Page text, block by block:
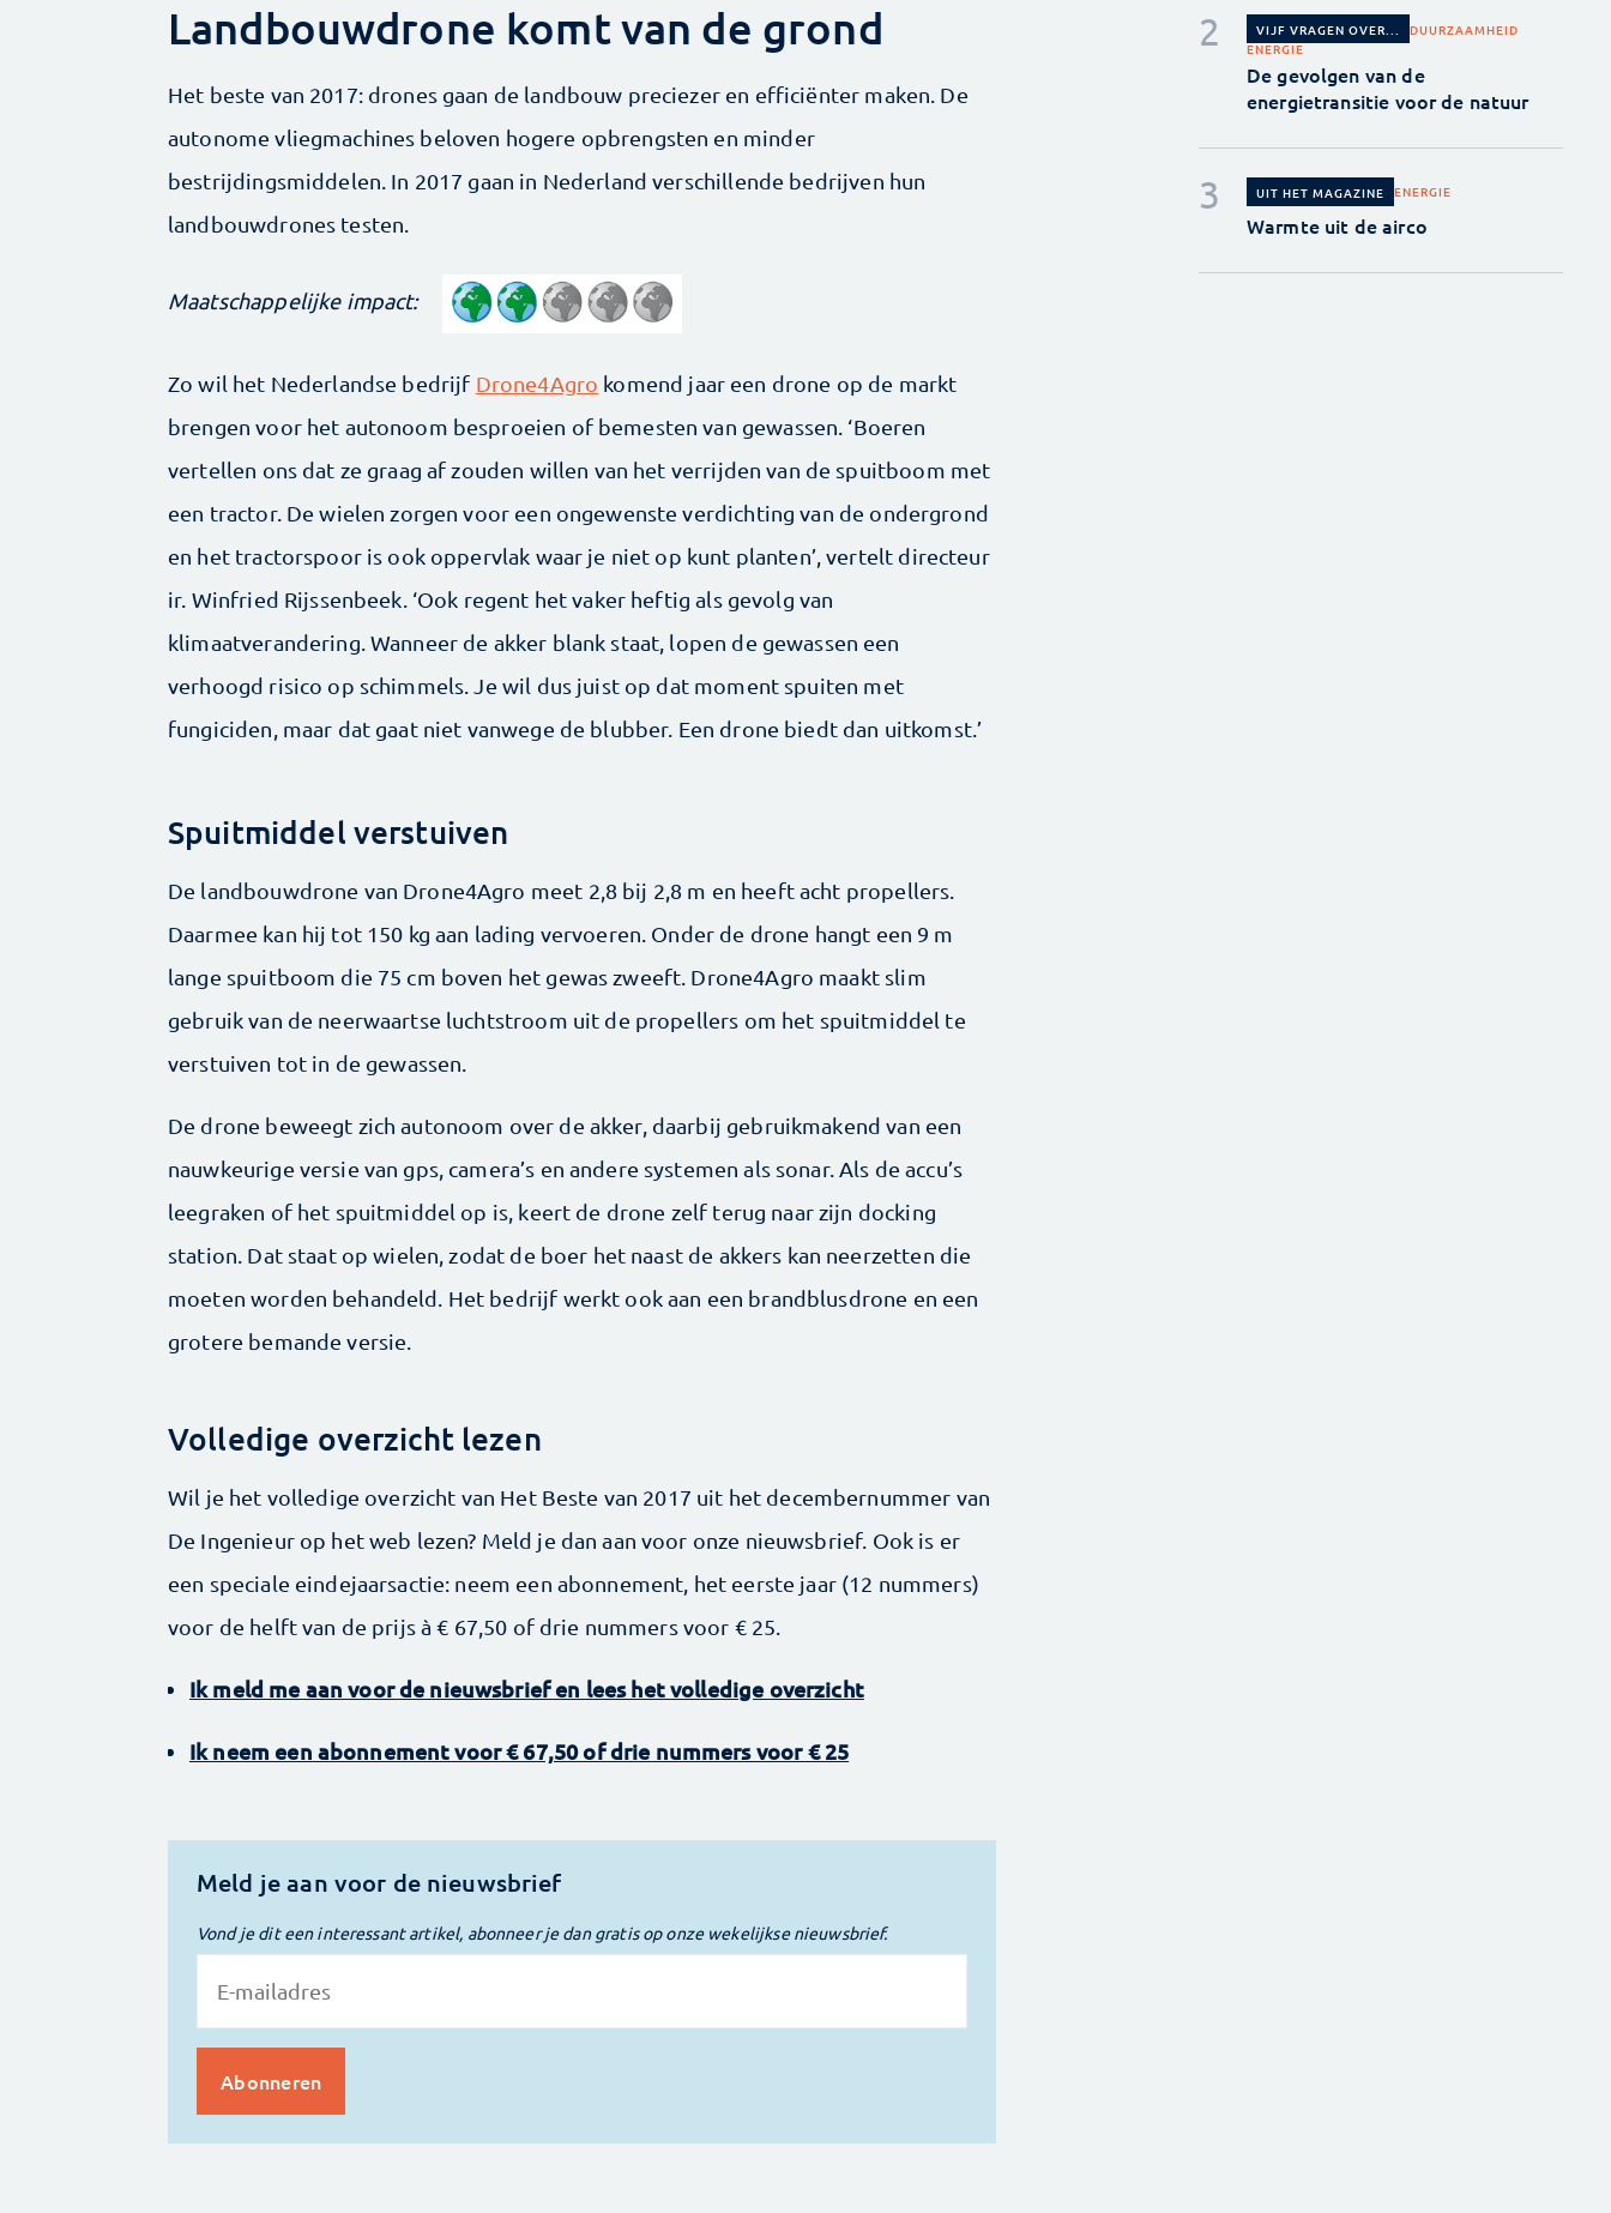
Landbouwdrone komt van de grond
Het beste van 2017: drones gaan de landbouw preciezer en efficiënter maken. De
autonome vliegmachines beloven hogere opbrengsten en minder
bestrijdingsmiddelen. In 2017 gaan in Nederland verschillende bedrijven hun
landbouwdrones testen.
Maatschappelijke impact:
Zo wil het Nederlandse bedrijf Drone4Agro komend jaar een drone op de markt
brengen voor het autonoom besproeien of bemesten van gewassen. ‘Boeren
vertellen ons dat ze graag af zouden willen van het verrijden van de spuitboom met
een tractor. De wielen zorgen voor een ongewenste verdichting van de ondergrond
en het tractorspoor is ook oppervlak waar je niet op kunt planten’, vertelt directeur
ir. Winfried Rijssenbeek. ‘Ook regent het vaker heftig als gevolg van
klimaatverandering. Wanneer de akker blank staat, lopen de gewassen een
verhoogd risico op schimmels. Je wil dus juist op dat moment spuiten met
fungiciden, maar dat gaat niet vanwege de blubber. Een drone biedt dan uitkomst.’
Spuitmiddel verstuiven
De landbouwdrone van Drone4Agro meet 2,8 bij 2,8 m en heeft acht propellers.
Daarmee kan hij tot 150 kg aan lading vervoeren. Onder de drone hangt een 9 m
lange spuitboom die 75 cm boven het gewas zweeft. Drone4Agro maakt slim
gebruik van de neerwaartse luchtstroom uit de propellers om het spuitmiddel te
verstuiven tot in de gewassen.
De drone beweegt zich autonoom over de akker, daarbij gebruikmakend van een
nauwkeurige versie van gps, camera’s en andere systemen als sonar. Als de accu’s
leegraken of het spuitmiddel op is, keert de drone zelf terug naar zijn docking
station. Dat staat op wielen, zodat de boer het naast de akkers kan neerzetten die
moeten worden behandeld. Het bedrijf werkt ook aan een brandblusdrone en een
grotere bemande versie.
Volledige overzicht lezen
Wil je het volledige overzicht van Het Beste van 2017 uit het decembernummer van
De Ingenieur op het web lezen? Meld je dan aan voor onze nieuwsbrief. Ook is er
een speciale eindejaarsactie: neem een abonnement, het eerste jaar (12 nummers)
voor de helft van de prijs à € 67,50 of drie nummers voor € 25.
Ik meld me aan voor de nieuwsbrief en lees het volledige overzicht
Ik neem een abonnement voor € 67,50 of drie nummers voor € 25
Meld je aan voor de nieuwsbrief
Vond je dit een interessant artikel, abonneer je dan gratis op onze wekelijkse nieuwsbrief.
VIJF VRAGEN OVER...
DUURZAAMHEID
ENERGIE
De gevolgen van de
energietransitie voor de natuur
UIT HET MAGAZINE ENERGIE
Warmte uit de airco